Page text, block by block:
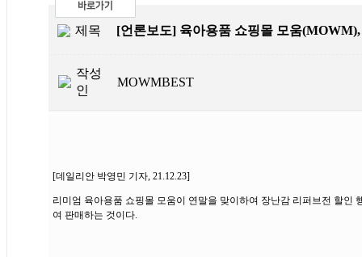
제목 [언론보도] 육아용품 쇼핑몰 모움
작성
인
MOWMBEST
[데일리안 박영민 기자, 21.12.23]
리미엄 육아용품 쇼핑몰 모움이 연말을 맞이하여 장난감 리퍼브전 할
여 판매하는 것이다.